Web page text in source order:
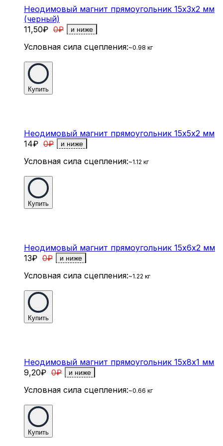
Неодимовый магнит прямоугольник 15х3х2 мм
(черный)
11,50₽ 0₽ и ниже
Условная сила сцепления:~0.98 кг
Купить
Неодимовый магнит прямоугольник 15х5х2 мм
14₽ 0₽ и ниже
Условная сила сцепления:~1.12 кг
Купить
Неодимовый магнит прямоугольник 15х6х2 мм
13₽ 0₽ и ниже
Условная сила сцепления:~1.22 кг
Купить
Неодимовый магнит прямоугольник 15х8х1 мм
9,20₽ 0₽ и ниже
Условная сила сцепления:~0.66 кг
Купить